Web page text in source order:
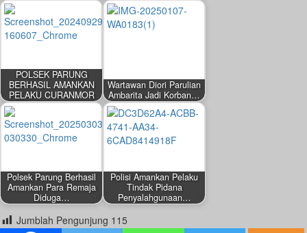
POLSEK PARUNG
BERHASIL AMANKAN
PELAKU CURANMOR
Wartawan Diori Parulian
Ambarita Jadi Korban…
Polsek Parung Berhasil
Amankan Para Remaja
Diduga…
Polisi Amankan Pelaku
Tindak Pidana
Penyalahgunaan…
Jumblah Pengunjung 115